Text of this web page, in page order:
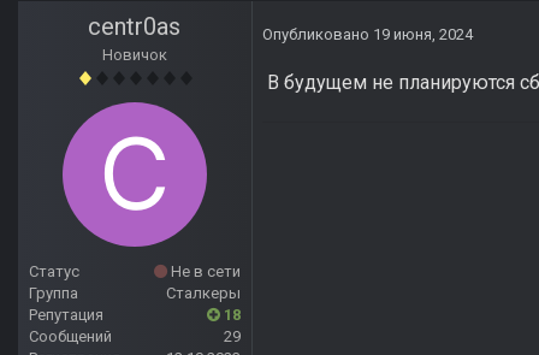
centr0as
Новичок
Статус
Не в сети
Группа
Сталкеры
Репутация
18
Сообщений
29
Опубликовано 19 июня, 2024
В будущем не планируются